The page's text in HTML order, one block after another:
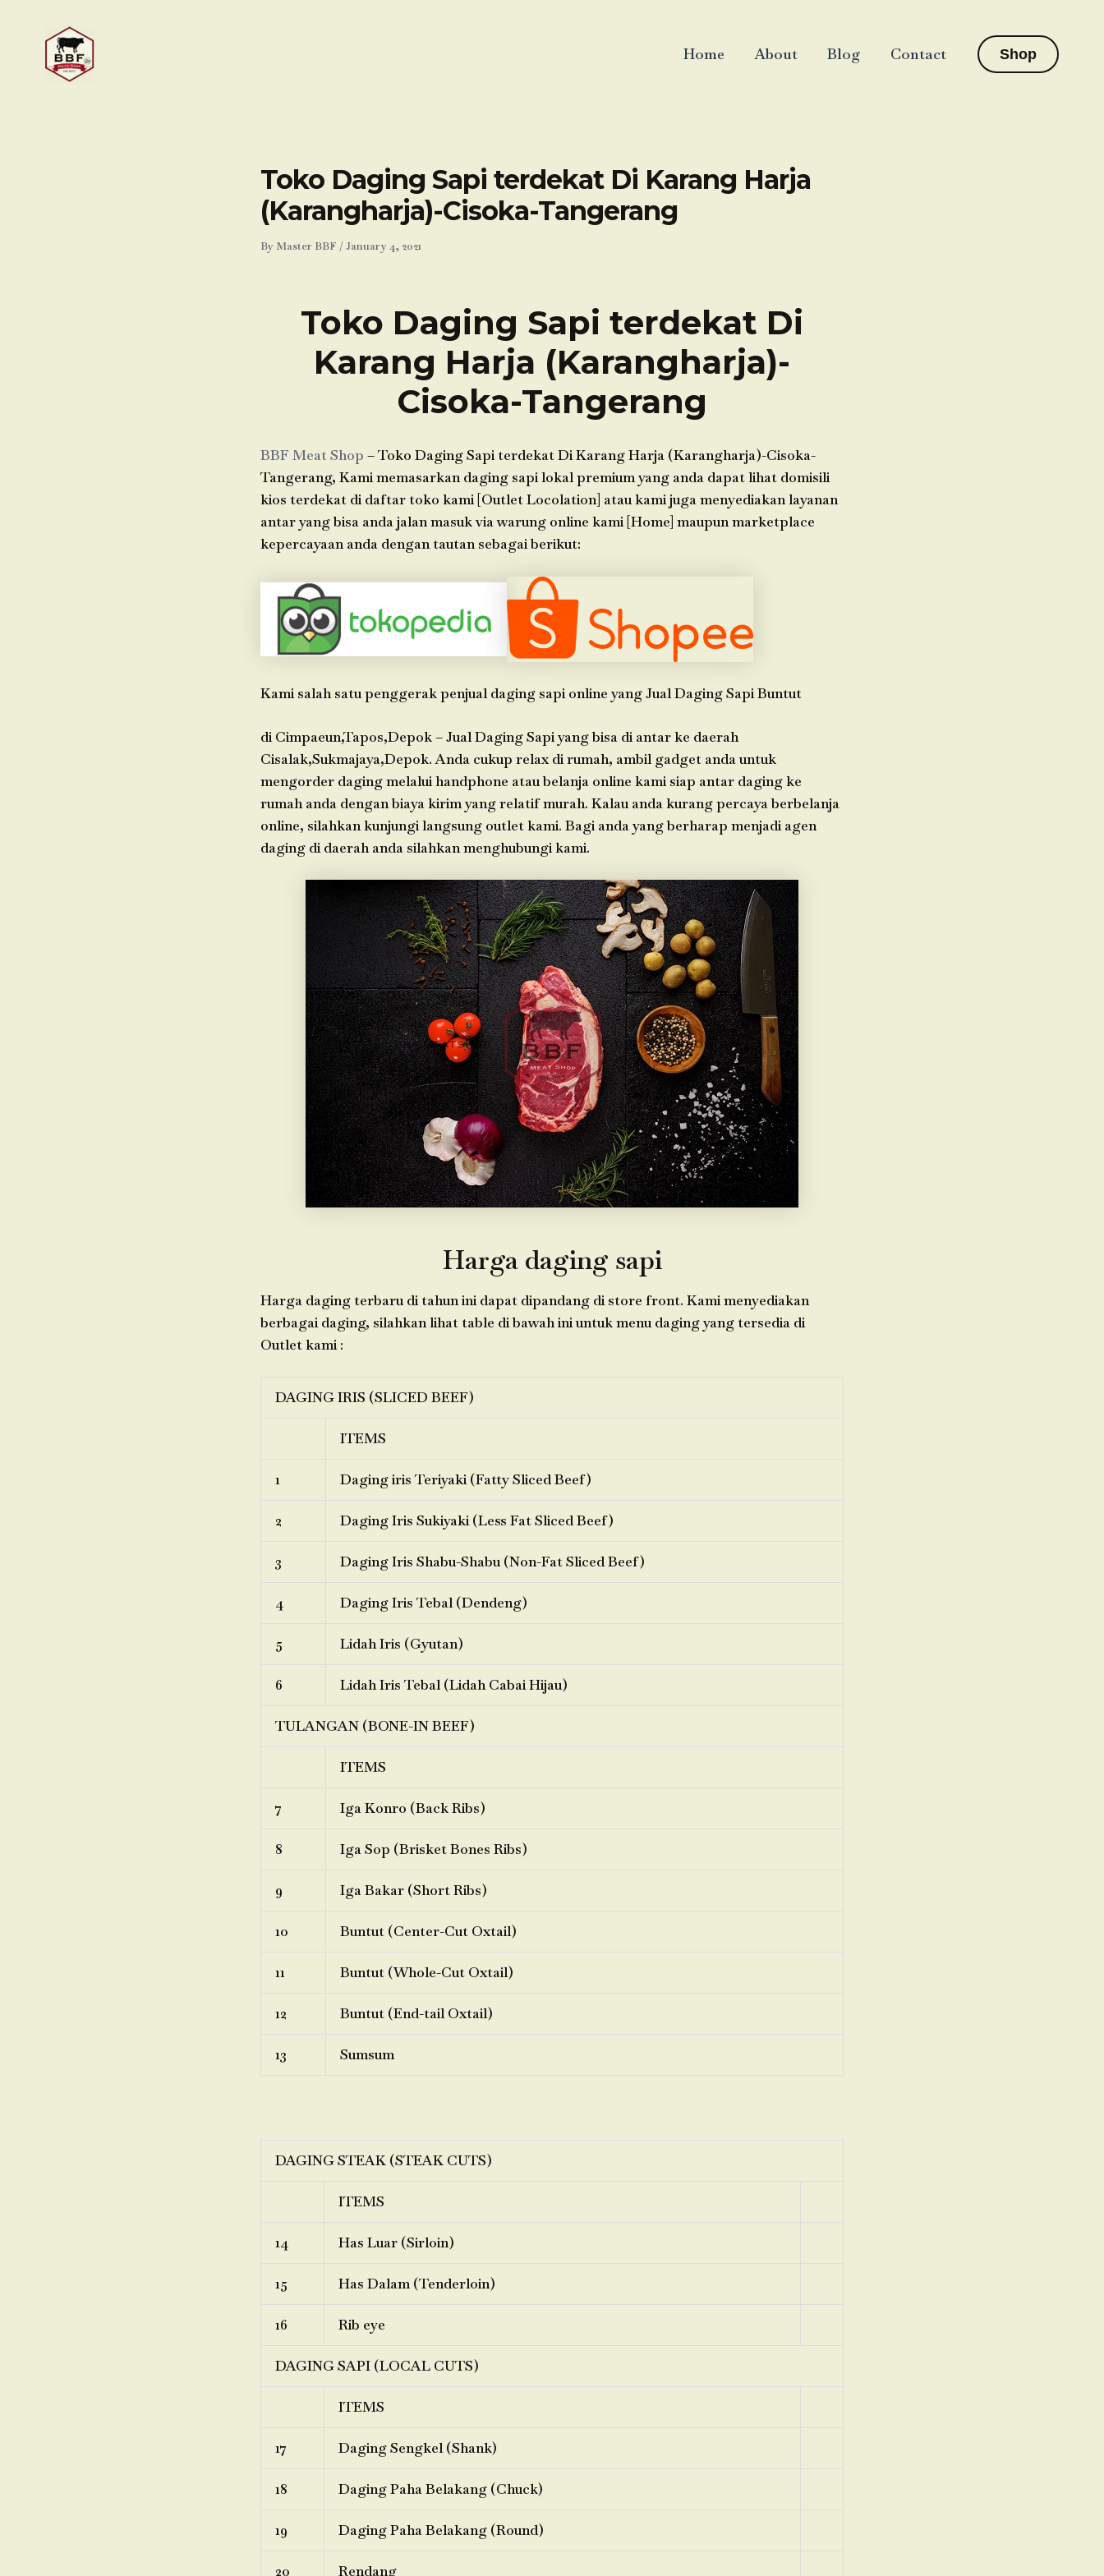
Home About Blog Contact Shop
Toko Daging Sapi terdekat Di Karang Harja
(Karangharja)-Cisoka-Tangerang
By Master BBF /January 4, 2021
Toko Daging Sapi terdekat Di
Karang Harja (Karangharja)-
Cisoka-Tangerang
BBF Meat Shop – Toko Daging Sapi terdekat Di Karang Harja (Karangharja)-Cisoka-
Tangerang, Kami memasarkan daging sapi lokal premium yang anda dapat lihat domisili
kios terdekat di daftar toko kami [Outlet Locolation] atau kami juga menyediakan layanan
antar yang bisa anda jalan masuk via warung online kami [Home] maupun marketplace
kepercayaan anda dengan tautan sebagai berikut:
Kami salah satu penggerak penjual daging sapi online yang Jual Daging Sapi Buntut
di Cimpaeun,Tapos,Depok – Jual Daging Sapi yang bisa di antar ke daerah
Cisalak,Sukmajaya,Depok. Anda cukup relax di rumah, ambil gadget anda untuk
mengorder daging melalui handphone atau belanja online kami siap antar daging ke
rumah anda dengan biaya kirim yang relatif murah. Kalau anda kurang percaya berbelanja
online, silahkan kunjungi langsung outlet kami. Bagi anda yang berharap menjadi agen
daging di daerah anda silahkan menghubungi kami.
Harga daging sapi
Harga daging terbaru di tahun ini dapat dipandang di store front. Kami menyediakan
berbagai daging, silahkan lihat table di bawah ini untuk menu daging yang tersedia di
Outlet kami :
DAGING IRIS (SLICED BEEF)
ITEMS
1 Daging iris Teriyaki (Fatty Sliced Beef)
2 Daging Iris Sukiyaki (Less Fat Sliced Beef)
3 Daging Iris Shabu-Shabu (Non-Fat Sliced Beef)
4 Daging Iris Tebal (Dendeng)
5 Lidah Iris (Gyutan)
6 Lidah Iris Tebal (Lidah Cabai Hijau)
TULANGAN (BONE-IN BEEF)
ITEMS
7 Iga Konro (Back Ribs)
8 Iga Sop (Brisket Bones Ribs)
9 Iga Bakar (Short Ribs)
10 Buntut (Center-Cut Oxtail)
11 Buntut (Whole-Cut Oxtail)
12 Buntut (End-tail Oxtail)
13 Sumsum
DAGING STEAK (STEAK CUTS)
ITEMS
14 Has Luar (Sirloin)
15 Has Dalam (Tenderloin)
16 Rib eye
DAGING SAPI (LOCAL CUTS)
ITEMS
17 Daging Sengkel (Shank)
18 Daging Paha Belakang (Chuck)
19 Daging Paha Belakang (Round)
20 Rendang